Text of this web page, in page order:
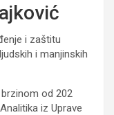
i zaštitu
i manjinskih
od 202
iz Uprave